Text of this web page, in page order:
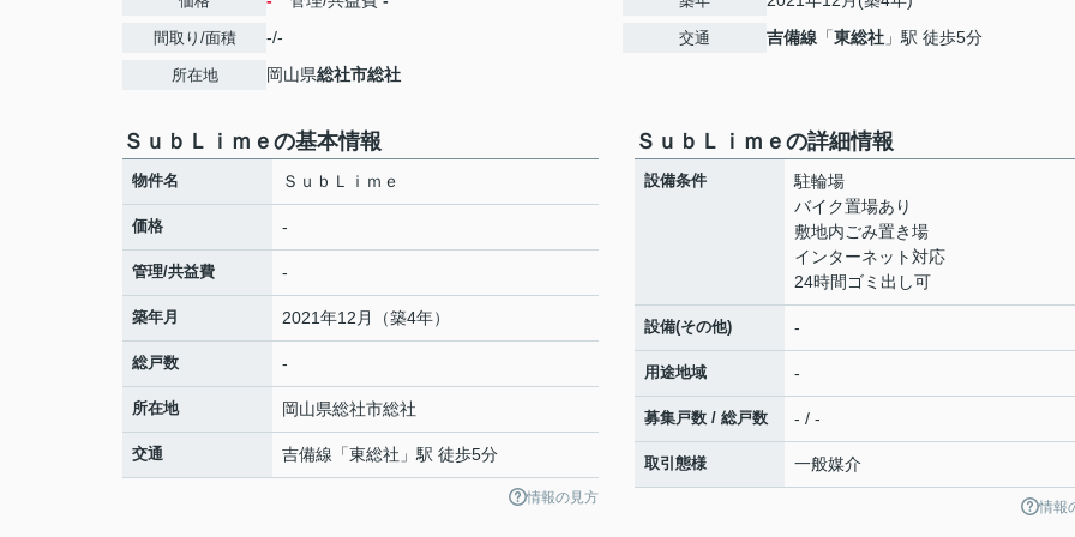
間取り/面積 -/-
所在地 岡山県総社市総社
交通 吉備線 「東総社 」駅 徒歩5分
ＳｕｂＬｉｍｅの基本情報
物件名 ＳｕｂＬｉｍｅ
価格 -
管理/共益費 -
築年月 2021年12月（築4年）
総戸数 -
所在地 岡山県総社市総社
交通 吉備線 「東総社 」駅 徒歩5分
情報の見方
ＳｕｂＬｉｍｅの詳細情報
設備条件
駐輪場
バイク置場あり
敷地内ごみ置き場
インターネット対応
24時間ゴミ出し可
設備(その他) -
用途地域 -
募集戸数 / 総戸数 - / -
取引態様 一般媒介
情報